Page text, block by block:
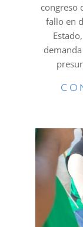
congreso
fallo en